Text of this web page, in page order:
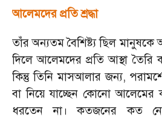
আলেমদের প্রতি শ্রদ্ধা
তাঁর অন্যতম বৈশিষ্ট্য ছিল
দিলে আলেমদের প্রতি আস্থা তৈরি
কিন্তু তিনি মাসআলার জন্য,
বা নিয়ে যাচ্ছেন কোনো
ধরতেন না। কতজনের কত